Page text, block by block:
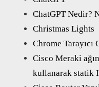
ChatGPT Nedir?
Christmas Lights
Chrome Tarayıcı
Cisco Meraki
kullanarak statik